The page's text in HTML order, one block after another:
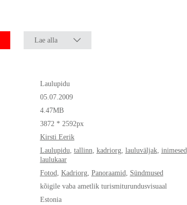
Lae alla
Laulupidu
05.07.2009
4.47MB
3872 * 2592px
Kirsti Eerik
Laulupidu tallinn kadriorg, lauluväljak, inimesed
laulukaar
Fotod Kadriorg, Panoraamid
Sündmused
kõigile vaba ametlik turismiturundusvisuaal
Estonia